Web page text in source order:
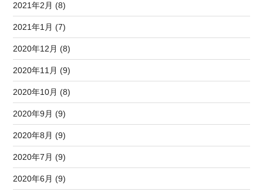
2021年2月 (8)
2021年1月 (7)
2020年12月 (8)
2020年11月 (9)
2020年10月 (8)
2020年9月 (9)
2020年8月 (9)
2020年7月 (9)
2020年6月 (9)